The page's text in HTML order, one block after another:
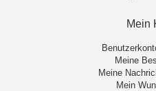
Mein
Meine
Meine
Mein